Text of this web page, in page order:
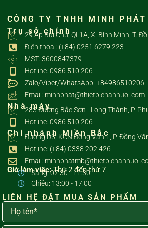
CÔNG TY TNHH MINH PHÁT
Trụ sở chính
29 Ấp Bùi Chu, QL1A, X. Bình Minh, T.
Điện thoại: (+84) 0251 6279 223
MST: 3600847379
Hotline: 0986 510 206
Zalo/Viber/WhatsApp: +84986510206
Email: minhphat@thietbichannuoi.com
Nhà máy
283 Đường Bắc Sơn - Long Thành, P.
Hotline: 0986 510 206
Chi nhánh Miền Bắc
Đường D3, KCN Đồng Văn 1, P. Đồng
Hotline: (+84) 0338 202 426
Email:
Giờ làm việc:Thứ 2 đến thứ 7
Sáng: 07:30 - 11:30
Chiều: 13:00 - 17:00
LIÊN HỆ ĐẶT MUA SẢN PHẨM